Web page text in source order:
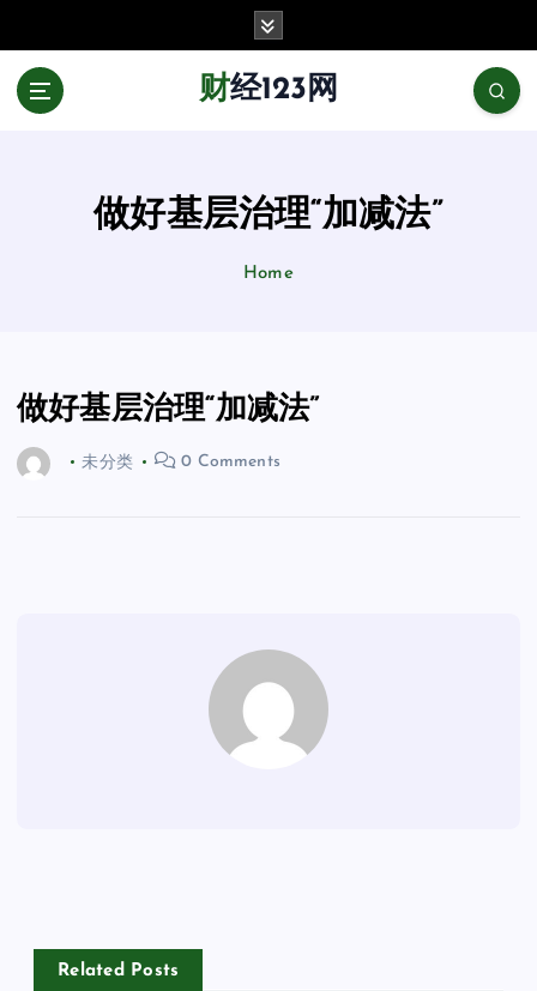
财经123网
做好基层治理“加减法”
Home
做好基层治理“加减法”
未分类 0 Comments
Related Posts